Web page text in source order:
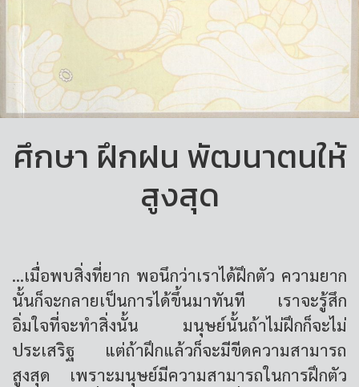
ศึกษา ฝึกฝน พัฒนาตนให้
สูงสุด
...เมื่อพบสิ่งที่ยาก พอนึกว่าเราได้ฝึกตัว ความยาก
นั้นก็จะกลายเป็นการได้ขึ้นมาทันที เราจะรู้สึก
อิ่มใจที่จะทำสิ่งนั้น มนุษย์นั้นถ้าไม่ฝึกก็จะไม่
ประเสริฐ แต่ถ้าฝึกแล้วก็จะมีขีดความสามารถ
สูงสุด เพราะมนุษย์มีความสามารถในการฝึกตัว